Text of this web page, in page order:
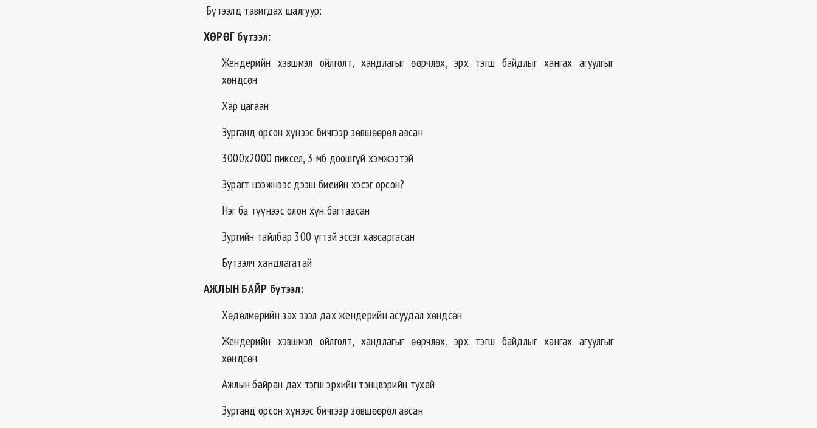
Бүтээлд тавигдах шалгуур:
ХӨРӨГ бүтээл:
Жендерийн хэвшмэл ойлголт, хандлагыг өөрчлөх, эрх тэгш байдлыг хангах агуулгыг
хөндсөн
Хар цагаан
Зурганд орсон хүнээс бичгээр зөвшөөрөл авсан
3000х2000 пиксел, 3 мб доошгүй хэмжээтэй
Зурагт цээжнээс дээш биеийн хэсэг орсон?
Нэг ба түүнээс олон хүн багтаасан
Зургийн тайлбар 300 үгтэй эссэг хавсаргасан
Бүтээлч хандлагатай
АЖЛЫН БАЙР бүтээл:
Хөдөлмөрийн зах зээл дах жендерийн асуудал хөндсөн
Жендерийн хэвшмэл ойлголт, хандлагыг өөрчлөх, эрх тэгш байдлыг хангах агуулгыг
хөндсөн
Ажлын байран дах тэгш эрхийн тэнцвэрийн тухай
Зурганд орсон хүнээс бичгээр зөвшөөрөл авсан